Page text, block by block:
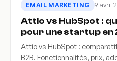
EMAIL MARKETING 9 avril
Attio vs HubSpot :
pour une startup en
Attio vs HubSpot :
B2B. Fonctionnalités, prix,